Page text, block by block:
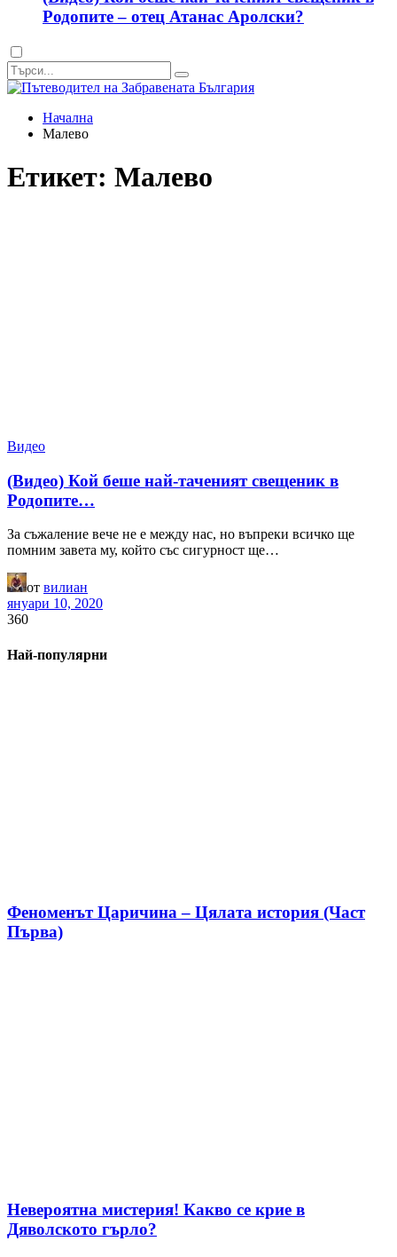
Родопите – отец Атанас Аролски?
Dark
mode
Начална
Малево
Етикет: Малево
Видео
(Видео) Кой беше най-таченият свещеник в
Родопите…
За съжаление вече не е между нас, но въпреки всичко ще
помним завета му, който със сигурност ще…
от вилиан
януари 10, 2020
360
Най-популярни
Феноменът Царичина – Цялата история (Част
Първа)
Невероятна мистерия! Какво се крие в
Дяволското гърло?